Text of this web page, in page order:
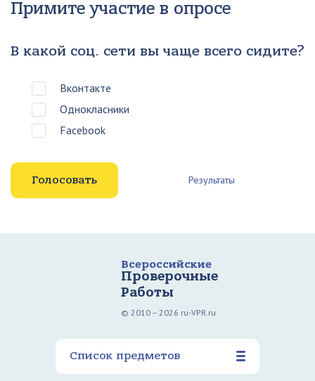
Примите участие в опросе
В какой соц. сети вы чаще всего сидите?
Вконтакте
Однокласники
Facebook
Результаты
Всероссийские
Проверочные
Работы
© 2010 – 2026 ru-VPR.ru
Список предметов